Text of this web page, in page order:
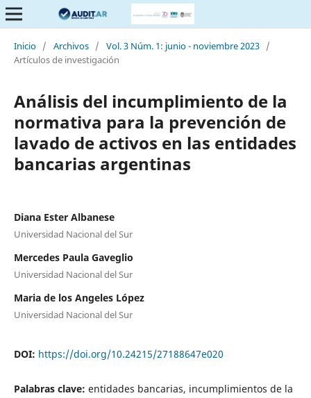
Inicio / Archivos / Vol. 3 Núm. 1: junio - noviembre 2023 /
Artículos de investigación
Análisis del incumplimiento de la
normativa para la prevención de
lavado de activos en las entidades
bancarias argentinas
Diana Ester Albanese
Universidad Nacional del Sur
Mercedes Paula Gaveglio
Universidad Nacional del Sur
Maria de los Angeles López
Universidad Nacional del Sur
DOI: https://doi.org/10.24215/27188647e020
Palabras clave: entidades bancarias, incumplimientos de la